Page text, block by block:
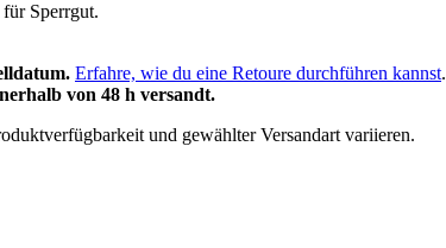
Sperrgut.
Erfahre, wie du eine Retoure durchführen kannst.
von 48 h versandt.
und gewählter Versandart variieren.